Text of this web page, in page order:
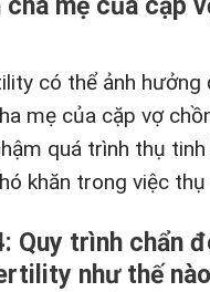
có thể ảnh hưởng
mẹ của cặp vợ
quá trình thụ
khăn trong việc thụ
Quy trình chẩn
như thế